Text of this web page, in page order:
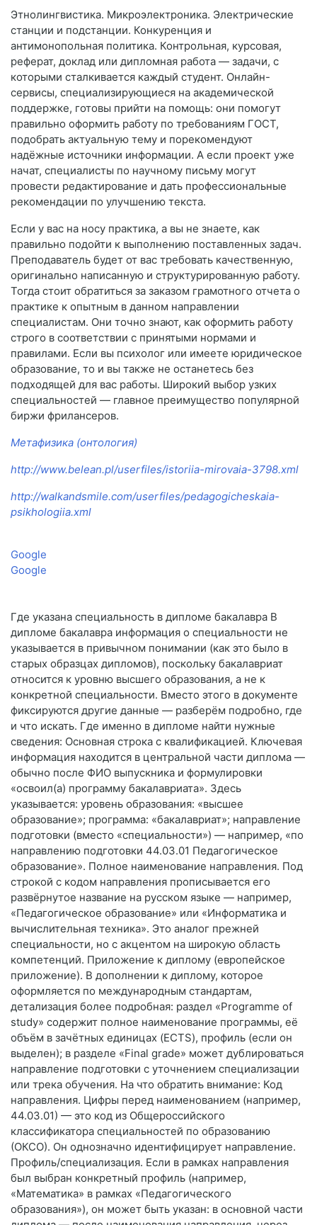
Этнолингвистика. Микроэлектроника. Электрические
станции и подстанции. Конкуренция и
антимонопольная политика. Контрольная, курсовая,
реферат, доклад или дипломная работа — задачи, с
которыми сталкивается каждый студент. Онлайн-
сервисы, специализирующиеся на академической
поддержке, готовы прийти на помощь: они помогут
правильно оформить работу по требованиям ГОСТ,
подобрать актуальную тему и порекомендуют
надёжные источники информации. А если проект уже
начат, специалисты по научному письму могут
провести редактирование и дать профессиональные
рекомендации по улучшению текста.
Если у вас на носу практика, а вы не знаете, как
правильно подойти к выполнению поставленных задач.
Преподаватель будет от вас требовать качественную,
оригинально написанную и структурированную работу.
Тогда стоит обратиться за заказом грамотного отчета о
практике к опытным в данном направлении
специалистам. Они точно знают, как оформить работу
строго в соответствии с принятыми нормами и
правилами. Если вы психолог или имеете юридическое
образование, то и вы также не останетесь без
подходящей для вас работы. Широкий выбор узких
специальностей — главное преимущество популярной
биржи фрилансеров.
Метафизика (онтология)
http://www.belean.pl/userfiles/istoriia-mirovaia-3798.xml
http://walkandsmile.com/userfiles/pedagogicheskaia-
psikhologiia.xml
Google
Google
Где указана специальность в дипломе бакалавра В
дипломе бакалавра информация о специальности не
указывается в привычном понимании (как это было в
старых образцах дипломов), поскольку бакалавриат
относится к уровню высшего образования, а не к
конкретной специальности. Вместо этого в документе
фиксируются другие данные — разберём подробно, где
и что искать. Где именно в дипломе найти нужные
сведения: Основная строка с квалификацией. Ключевая
информация находится в центральной части диплома —
обычно после ФИО выпускника и формулировки
«освоил(а) программу бакалавриата». Здесь
указывается: уровень образования: «высшее
образование»; программа: «бакалавриат»; направление
подготовки (вместо «специальности») — например, «по
направлению подготовки 44.03.01 Педагогическое
образование». Полное наименование направления. Под
строкой с кодом направления прописывается его
развёрнутое название на русском языке — например,
«Педагогическое образование» или «Информатика и
вычислительная техника». Это аналог прежней
специальности, но с акцентом на широкую область
компетенций. Приложение к диплому (европейское
приложение). В дополнении к диплому, которое
оформляется по международным стандартам,
детализация более подробная: раздел «Programme of
study» содержит полное наименование программы, её
объём в зачётных единицах (ECTS), профиль (если он
выделен); в разделе «Final grade» может дублироваться
направление подготовки с уточнением специализации
или трека обучения. На что обратить внимание: Код
направления. Цифры перед наименованием (например,
44.03.01) — это код из Общероссийского
классификатора специальностей по образованию
(ОКСО). Он однозначно идентифицирует направление.
Профиль/специализация. Если в рамках направления
был выбран конкретный профиль (например,
«Математика» в рамках «Педагогического
образования»), он может быть указан: в основной части